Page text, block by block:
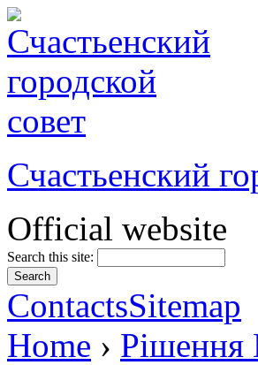
Счастьенский
Official website
Search this site:
ContactsSitemap
Home › Рішення